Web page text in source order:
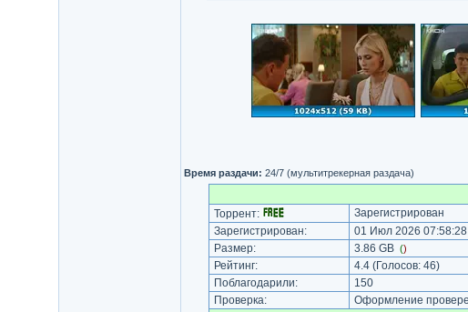
Время раздачи: 24/7 (мультитрекерная раздача)
Торрент:
Зарегистрирован
Зарегистрирован:
01 Июл 2026 07:58:28
Размер:
3.86 GB ()
Рейтинг: 4.4(Голосов: 46)
Поблагодарили:
150
Проверка:
Оформление